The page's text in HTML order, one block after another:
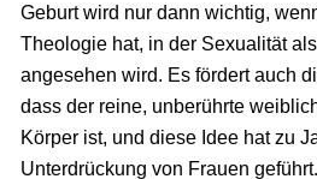
Geburt wird nur dann wichtig,
Theologie hat, in der Sexualität
angesehen wird. Es fördert auch
dass der reine, unberührte
Körper ist, und diese Idee hat zu
Unterdrückung von Frauen